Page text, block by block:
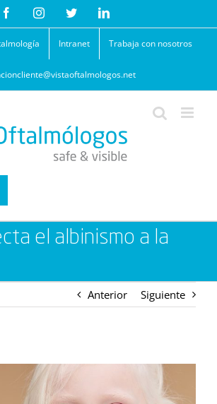
FacebookInstagramTwitterLinkedIn
Intranet Trabaja con nosotros
el albinismo a la
Anterior Siguiente